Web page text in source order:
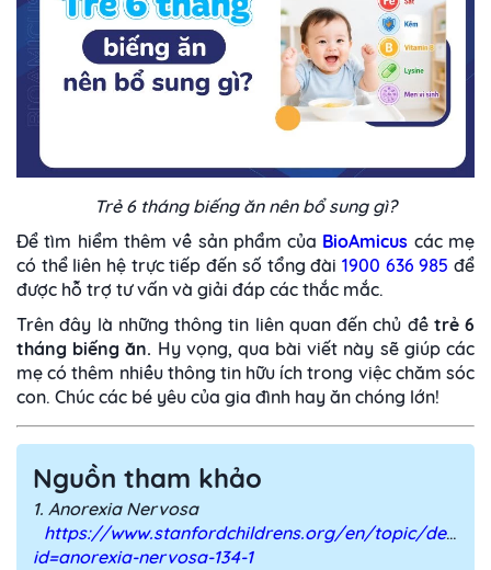
Trẻ 6 tháng biếng ăn nên bổ sung gì?
Để tìm hiểm thêm về sản phẩm của BioAmicus các mẹ
có thể liên hệ trực tiếp đến số tổng đài 1900 636 985 để
được hỗ trợ tư vấn và giải đáp các thắc mắc.
Trên đây là những thông tin liên quan đến chủ đề trẻ 6
tháng biếng ăn. Hy vọng, qua bài viết này sẽ giúp các
mẹ có thêm nhiều thông tin hữu ích trong việc chăm sóc
con. Chúc các bé yêu của gia đình hay ăn chóng lớn!
Nguồn tham khảo
1. Anorexia Nervosa
https://www.stanfordchildrens.org/en/topic/
id=anorexia-nervosa-134-1